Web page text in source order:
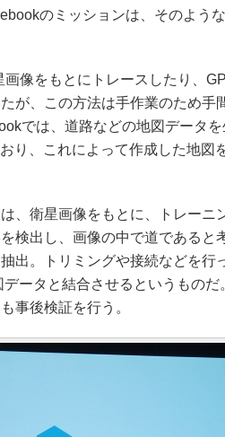
のミッションは、そのよう
像をもとにトレースしたり、
が、この方法は手作業のため手
では、道路などの地図データを
り、これによって作成した地図
、衛星画像をもとに、トレーニ
検出し、画像の中で道であると
出。トリミングや接続などを行
ータと結合させるというもの
事後検証を行う。